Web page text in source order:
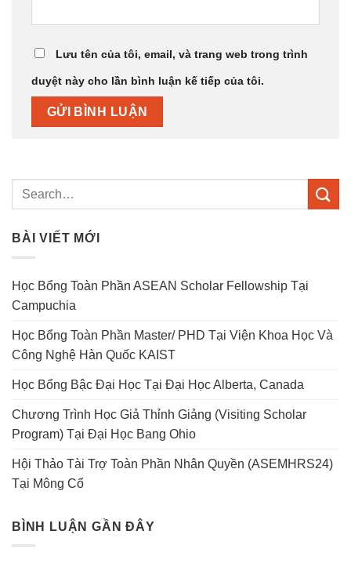
Lưu tên của tôi, email, và trang web trong trình
duyệt này cho lần bình luận kế tiếp của tôi.
BÀI VIẾT MỚI
Học Bổng Toàn Phần ASEAN Scholar Fellowship Tại
Campuchia
Học Bổng Toàn Phần Master/ PHD Tại Viện Khoa Học Và
Công Nghệ Hàn Quốc KAIST
Học Bổng Bậc Đại Học Tại Đại Học Alberta, Canada
Chương Trình Học Giả Thỉnh Giảng (Visiting Scholar
Program) Tại Đại Học Bang Ohio
Hội Thảo Tài Trợ Toàn Phần Nhân Quyền (ASEMHRS24)
Tại Mông Cổ
BÌNH LUẬN GẦN ĐÂY